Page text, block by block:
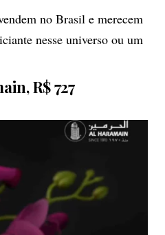
no Brasil e merecem
nesse universo ou um
R$ 727